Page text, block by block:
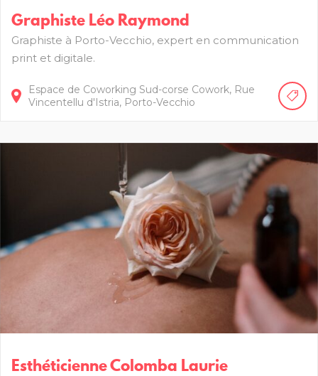
Graphiste Léo Raymond
Graphiste à Porto-Vecchio, expert en communication
print et digitale.
Espace de Coworking Sud-corse Cowork, Rue
Vincentellu d'Istria Porto-Vecchio
Esthéticienne Colomba Laurie